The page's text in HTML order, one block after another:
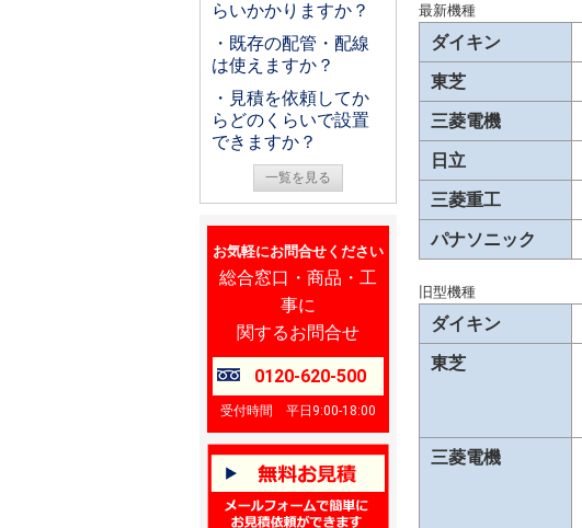
らいかかりますか？
・既存の配管・配線
は使えますか？
・見積を依頼してか
らどのくらいで設置
できますか？
一覧を見る
お気軽にお問合せください
総合窓口・商品・工
事に
関するお問合せ
0120-620-500
受付時間 平日9:00-18:00
最新機種
ダイキン
東芝
三菱電機
日立
三菱重工
パナソニック
旧型機種
ダイキン
東芝
三菱電機